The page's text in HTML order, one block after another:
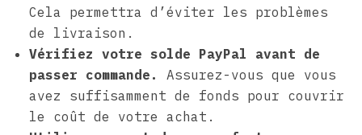
Cela permettra d’éviter les problèmes
de livraison.
Vérifiez votre solde PayPal avant de
passer commande.
Assurez-vous que vous
avez suffisamment de fonds pour couvrir
le coût de votre achat.